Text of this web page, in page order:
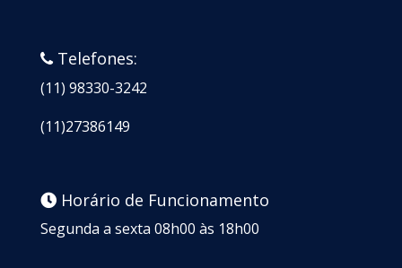
Telefones:
(11) 98330-3242
(11)27386149
Horário de Funcionamento
Segunda a sexta 08h00 às 18h00